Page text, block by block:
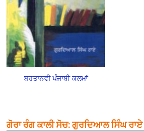
ਬਰਤਾਨਵੀ ਪੰਜਾਬੀ ਕਲਮਾਂ
ਗੋਰਾ ਰੰਗ ਕਾਲੀ ਸੋਚ: ਗੁਰਦਿਆਲ ਸਿੰਘ ਰਾਏ